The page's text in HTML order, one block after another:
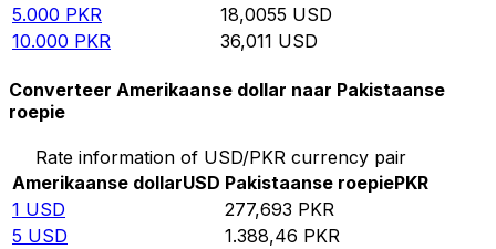
5.000 PKR 18,0055 USD
10.000 PKR 36,011 USD
Converteer Amerikaanse dollar naar Pakistaanse
roepie
Rate information of USD/PKR currency pair
Amerikaanse dollarUSD Pakistaanse roepiePKR
1 USD 277,693 PKR
5 USD 1.388,46 PKR